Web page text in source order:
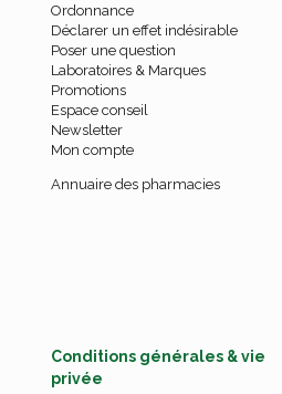
Ordonnance
Déclarer un effet indésirable
Poser une question
Laboratoires & Marques
Promotions
Espace conseil
Newsletter
Mon compte
Annuaire des pharmacies
Conditions générales & vie
privée